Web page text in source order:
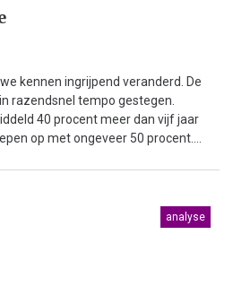
kennen ingrijpend veranderd. De
razendsnel tempo gestegen.
40 procent meer dan vijf jaar
op met ongeveer 50 procent....
analyse